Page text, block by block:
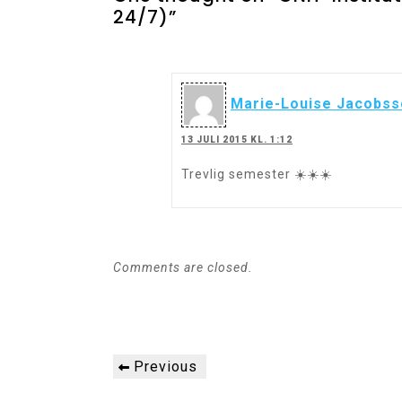
24/7)”
Marie-Louise
13 JULI 2015 KL. 1:12
Trevlig semester ☀️☀️☀️
Comments are closed.
Inläggsnavigering
Previous
Previous